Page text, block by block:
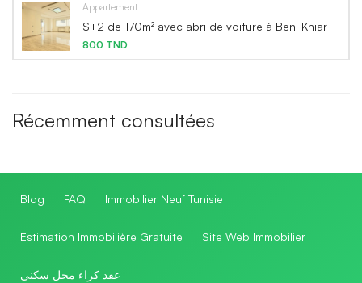
Appartement
S+2 de 170m² avec abri de voiture à Beni Khiar
800 TND
Récemment consultées
Blog FAQ Immobilier Neuf Tunisie
Estimation Immobilière Gratuite Site Web Immobilier
عقد كراء محل سكني